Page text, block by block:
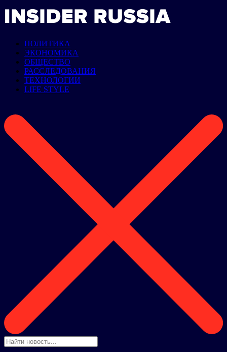
ПОЛИТИКА
ЭКОНОМИКА
ОБЩЕСТВО
РАССЛЕДОВАНИЯ
ТЕХНОЛОГИИ
LIFE STYLE